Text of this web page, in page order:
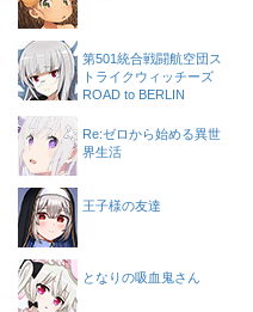
第501統合戦闘航空団ス
トライクウィッチーズ
ROAD to BERLIN
Re:ゼロから始める異世
界生活
王子様の友達
となりの吸血鬼さん